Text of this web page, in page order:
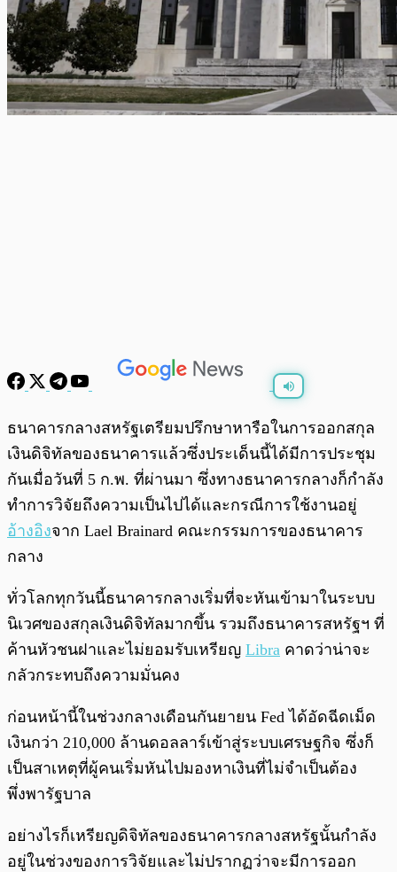
ธนาคารกลางสหรัฐเตรียมปรึกษาหารือในการออกสกุล
เงินดิจิทัลของธนาคารแล้วซึ่งประเด็นนี้ได้มีการประชุม
กันเมื่อวันที่ 5 ก.พ. ที่ผ่านมา ซึ่งทางธนาคารกลางก็กำลัง
ทำการวิจัยถึงความเป็นไปได้และกรณีการใช้งานอยู่
อ้างอิงจาก Lael Brainard คณะกรรมการของธนาคาร
กลาง
ทั่วโลกทุกวันนี้ธนาคารกลางเริ่มที่จะหันเข้ามาในระบบ
นิเวศของสกุลเงินดิจิทัลมากขึ้น รวมถึงธนาคารสหรัฐฯ ที่
ค้านหัวชนฝาและไม่ยอมรับเหรียญ Libra คาดว่าน่าจะ
กลัวกระทบถึงความมั่นคง
ก่อนหน้านี้ในช่วงกลางเดือนกันยายน Fed ได้อัดฉีดเม็ด
เงินกว่า 210,000 ล้านดอลลาร์เข้าสู่ระบบเศรษฐกิจ ซึ่งก็
เป็นสาเหตุที่ผู้คนเริ่มหันไปมองหาเงินที่ไม่จำเป็นต้อง
พึ่งพารัฐบาล
อย่างไรก็เหรียญดิจิทัลของธนาคารกลางสหรัฐนั้นกำลัง
อยู่ในช่วงของการวิจัยและไม่ปรากฏว่าจะมีการออก